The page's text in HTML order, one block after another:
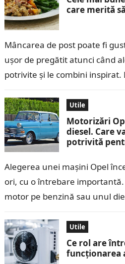
care merită
Mâncarea de post poate fi
ușor de pregătit atunci când
potrivite și le combini inspirat.
suficiente…
Utile
Motorizări
diesel. Care
potrivită
Alegerea unei mașini Opel
ori, cu o întrebare
motor pe benzină sau unul
Utile
Ce rol are
funcționarea